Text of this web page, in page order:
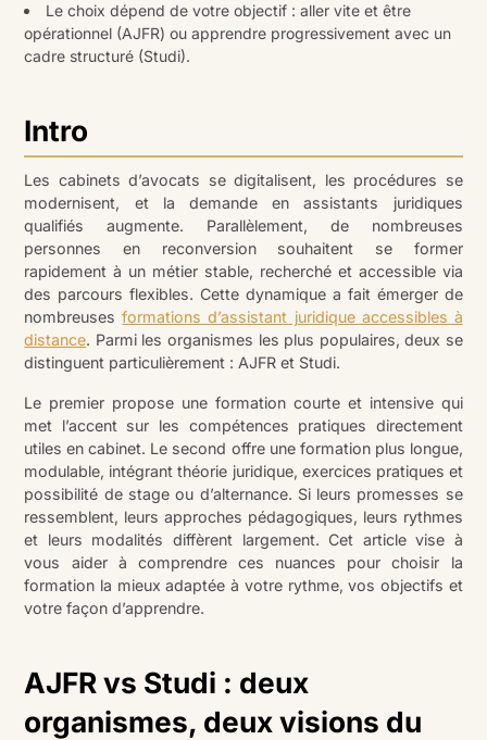
Le choix dépend de votre objectif : aller vite et être
opérationnel (AJFR) ou apprendre progressivement avec un
cadre structuré (Studi).
Intro
Les cabinets d’avocats se digitalisent, les procédures se
modernisent, et la demande en assistants juridiques
qualifiés augmente. Parallèlement, de nombreuses
personnes en reconversion souhaitent se former
rapidement à un métier stable, recherché et accessible via
des parcours flexibles. Cette dynamique a fait émerger de
nombreusesformations d’assistant juridique accessibles à
distance. Parmi les organismes les plus populaires, deux se
distinguent particulièrement : AJFR et Studi.
Le premier propose une formation courte et intensive qui
met l’accent sur les compétences pratiques directement
utiles en cabinet. Le second offre une formation plus longue,
modulable, intégrant théorie juridique, exercices pratiques et
possibilité de stage ou d’alternance. Si leurs promesses se
ressemblent, leurs approches pédagogiques, leurs rythmes
et leurs modalités diffèrent largement. Cet article vise à
vous aider à comprendre ces nuances pour choisir la
formation la mieux adaptée à votre rythme, vos objectifs et
votre façon d’apprendre.
AJFR vs Studi : deux
organismes, deux visions du